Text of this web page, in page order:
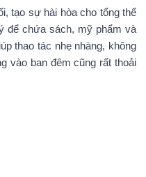
tạo sự hài hòa cho tổng thể
để chứa sách, mỹ phẩm và
thao tác nhẹ nhàng, không
vào ban đêm cũng rất thoải